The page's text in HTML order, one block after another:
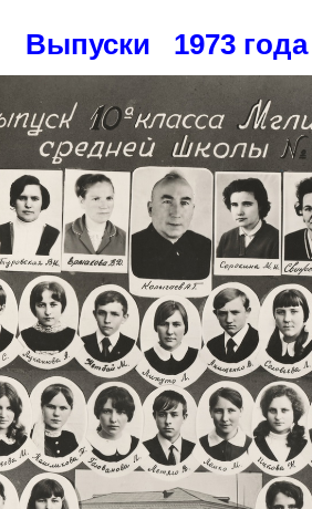
Выпуски 1973 года